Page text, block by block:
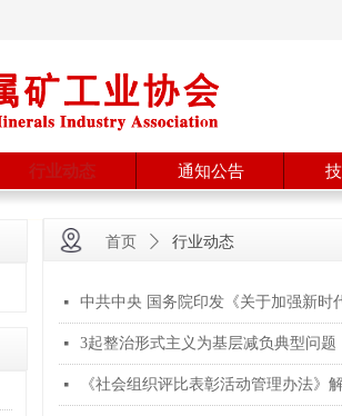
行业动态 通知公告
首页 ꄲ 行业动态
넷 中共中央 国务院印发《关于加强新时
넷 3起整治形式主义为基层减负典型问题
넷 《社会组织评比表彰活动管理办法》